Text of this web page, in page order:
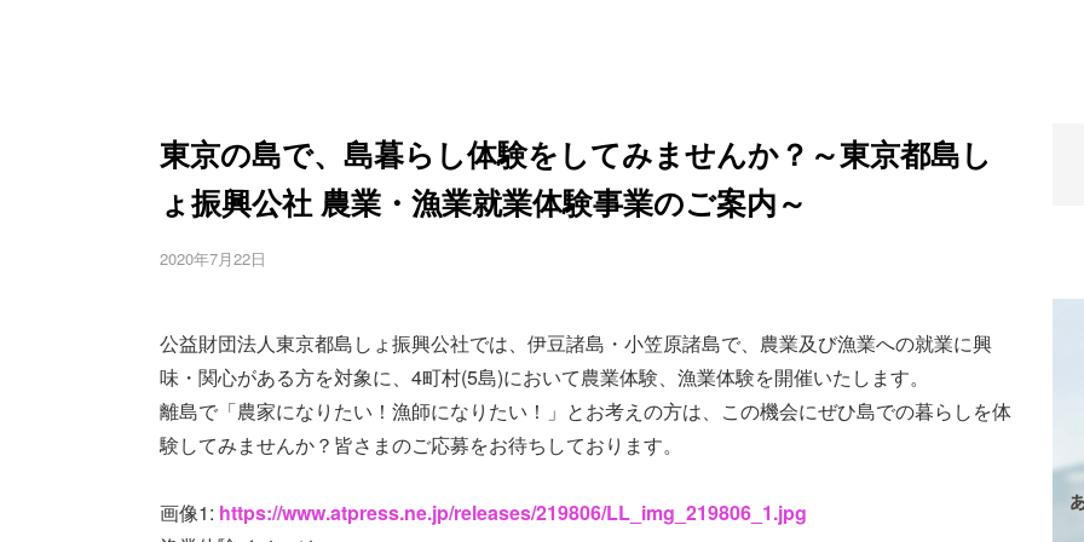
東京の島で、島暮らし体験をしてみませんか？～東京都島し
ょ振興公社 農業・漁業就業体験事業のご案内～
2020年7月22日
公益財団法人東京都島しょ振興公社では、伊豆諸島・小笠原諸島で、農業及び漁業への就業に興
味・関心がある方を対象に、4町村(5島)において農業体験、漁業体験を開催いたします。
離島で「農家になりたい！漁師になりたい！」とお考えの方は、この機会にぜひ島での暮らしを体
験してみませんか？皆さまのご応募をお待ちしております。
画像1: https://www.atpress.ne.jp/releases/219806/LL_img_219806_1.jpg